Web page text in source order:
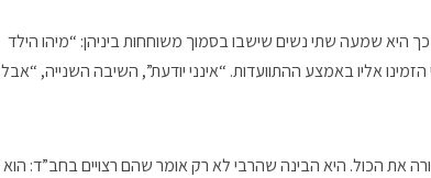
היא שמעה שתי נשים שישבו בסמוך משוחחות ביניהן: “מיהו הילד
אליו באמצע ההתוועדות. “אינני יודעת”, השיבה השנייה, “אבל
הכול. היא הבינה שהרבי לא רק אומר שהם רצויים בחב”ד: הוא